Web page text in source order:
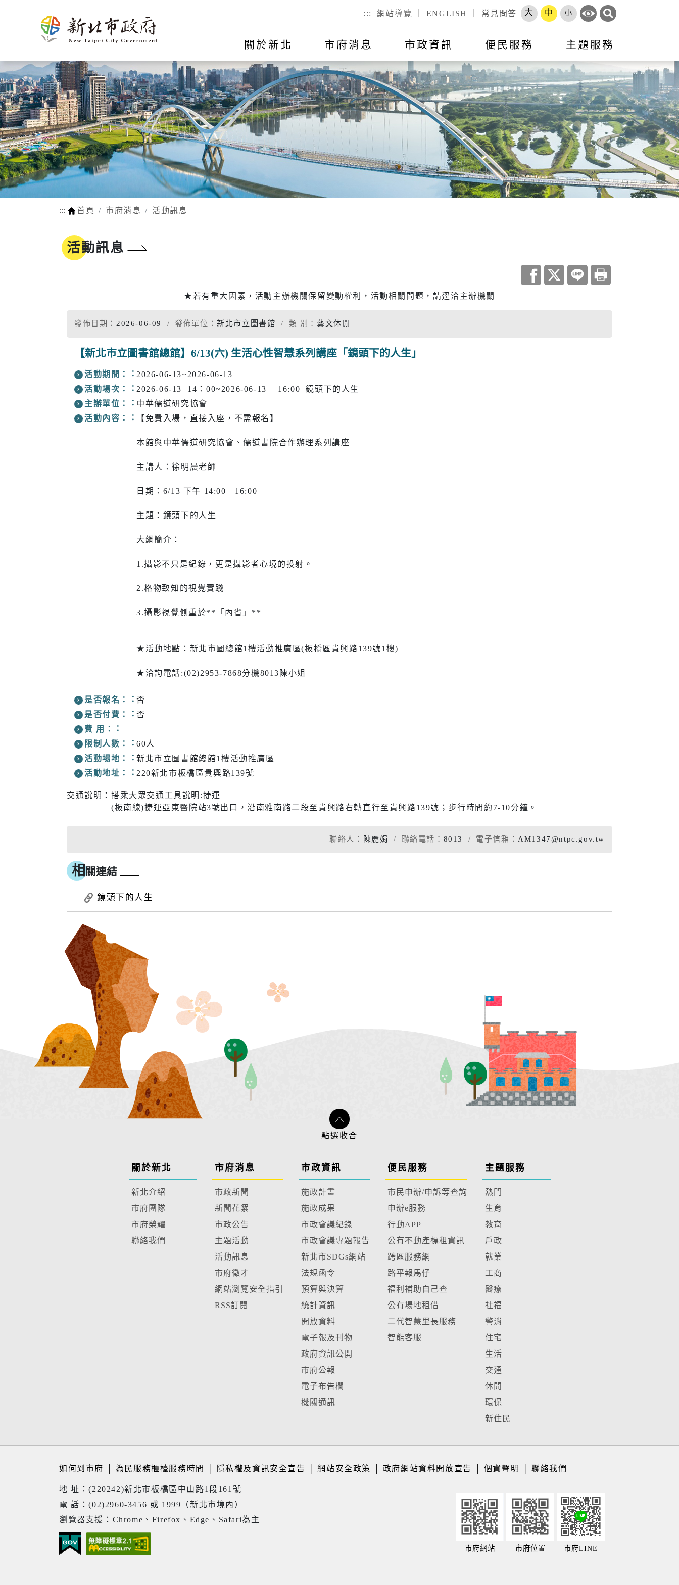
::: 網站導覽 ENGLISH 常見問答 大 中 小
關於新北
新北介
紹
地理氣候
人口概況
交通概述
文化
姊妹市及
友好城市
新北市標
誌
市府團
隊
市府組織
市政府
各機關
區公所
市府榮
耀
聯絡我
們
市府消息
市政新聞 新聞花絮 市政公告 主題活動 活動訊息
市府徵才 網站瀏覽安全指引 RSS訂閱
市政資訊
施政計畫 施政成果 出國報告 市政會議紀錄 市政會議專題報告
新北市SDGs網站 法規函令 預算與決算
總預算
總決算
統計資訊
議員所提地方建設建議
對民間團體補（捐）助
民生統計速報
衛生檢測
開放資料
電子報及刊物 政府資訊公開
便民服務
市民申辦/申訴等查
詢
申辦e服務 行動APP 公有不動產標租資訊 跨區服務網
路平報馬仔 福利補助自己查 公有場地租借 二代智慧里長服務 智能客服
主題服務
熱門
動物認養
公設認養
網站連結
行動APP
常見問答
參與式預算
生育
孕前保健
生育獎勵
身心障礙者懷孕手冊
醫療保健
育兒托育
學前補助
教育
幼兒
國小
國高中
特殊教育
戶政
戶籍登記申辦須知
服務時間
戶政規費收費標準
戶籍罰鍰處罰金額基準
表
異地申辦項目
就業
就業資訊
勞工大學
市府徵才
職訓補給站
原住民人力資源網
工商
工商投資簡介
工商服務
促參招商網
醫療
疾病管制
慢性疾病防治組
衛生所入口網
社福
社會救助
警消
交通
公車資訊
免費新北市新巴士
新北捷運
運動地圖
藝文活動
::: 首頁 市府消息 活動訊息
活動訊息
★若有重大因素，活動主辦機關保留變動權利，活動相關問題，請逕洽主辦機關
發佈日期： 2026-06-09 發佈單位：新北市立圖書館 類 別： 藝文休閒
【新北市立圖書館總館】6/13(六) 生活心性智慧系列講座「鏡頭下的人生」
活動期間：
2026-06-13~2026-06-13
活動場次：
2026-06-13 14：00~2026-06-13 16:00 鏡頭下的人生
主辦單位：
中華儒道研究協會
活動內容：
【免費入場，直接入座，不需報名】
本館與中華儒道研究協會、儒道書院合作辦理系列講座
主講人：徐明晨老師
日期：6/13 下午 14:00—16:00
主題：鏡頭下的人生
大綱簡介：
1.攝影不只是紀錄，更是攝影者心境的投射。
2.格物致知的視覺實踐
3.攝影視覺側重於**「內省」**
★活動地點：新北市圖總館1樓活動推廣區(板橋區貴興路139號1樓)
★洽詢電話:(02)2953-7868分機8013陳小姐
是否報名：
否
是否付費：
否
費 用：
限制人數：
60人
活動場地：
新北市立圖書館總館1樓活動推廣區
活動地址：
220新北市板橋區貴興路139號
交通說明： 搭乘大眾交通工具說明:捷運
(板南線)捷運亞東醫院站3號出口，沿南雅南路二段至貴興路右轉直行至貴興路139號；步行時間約7-10分鐘。
聯絡人： 陳麗娟 聯絡電話： 8013 電子信箱： AM1347@ntpc.gov.tw
相 關連結
鏡頭下的人生
關於新北
新北介紹
市府團隊
市府榮耀
聯絡我們
市府消息
市政新聞
新聞花絮
市政公告
主題活動
活動訊息
市府徵才
網站瀏覽安全指引
RSS訂閱
市政資訊
施政計畫
施政成果
市政會議紀錄
市政會議專題報告
新北市SDGs網站
法規函令
預算與決算
統計資訊
開放資料
電子報及刊物
政府資訊公開
市府公報
電子布告欄
機關通訊
便民服務
市民申辦/申訴等查詢
申辦e服務
行動APP
公有不動產標租資訊
跨區服務網
路平報馬仔
福利補助自己查
公有場地租借
二代智慧里長服務
智能客服
主題服務
熱門
生育
教育
戶政
就業
工商
醫療
社福
警消
住宅
生活
交通
休閒
環保
新住民
如何到市府 為民服務櫃檯服務時間 隱私權及資訊安全宣告 │網站安全政策 政府網站資料開放宣告 個資聲明 聯絡我們
地 址：(220242)新北市板橋區中山路1段161號
電 話：(02)2960-3456 或 1999（新北市境內）
瀏覽器支援：Chrome、Firefox、Edge、Safari為主
市府網站 市府位置 市府LINE